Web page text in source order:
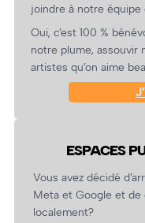
joindre à notre équipe
Oui, c’est 100 %
notre plume, assouvir
artistes qu’on aime
ESPACES
Vous avez décidé
Meta et Google et de
localement?